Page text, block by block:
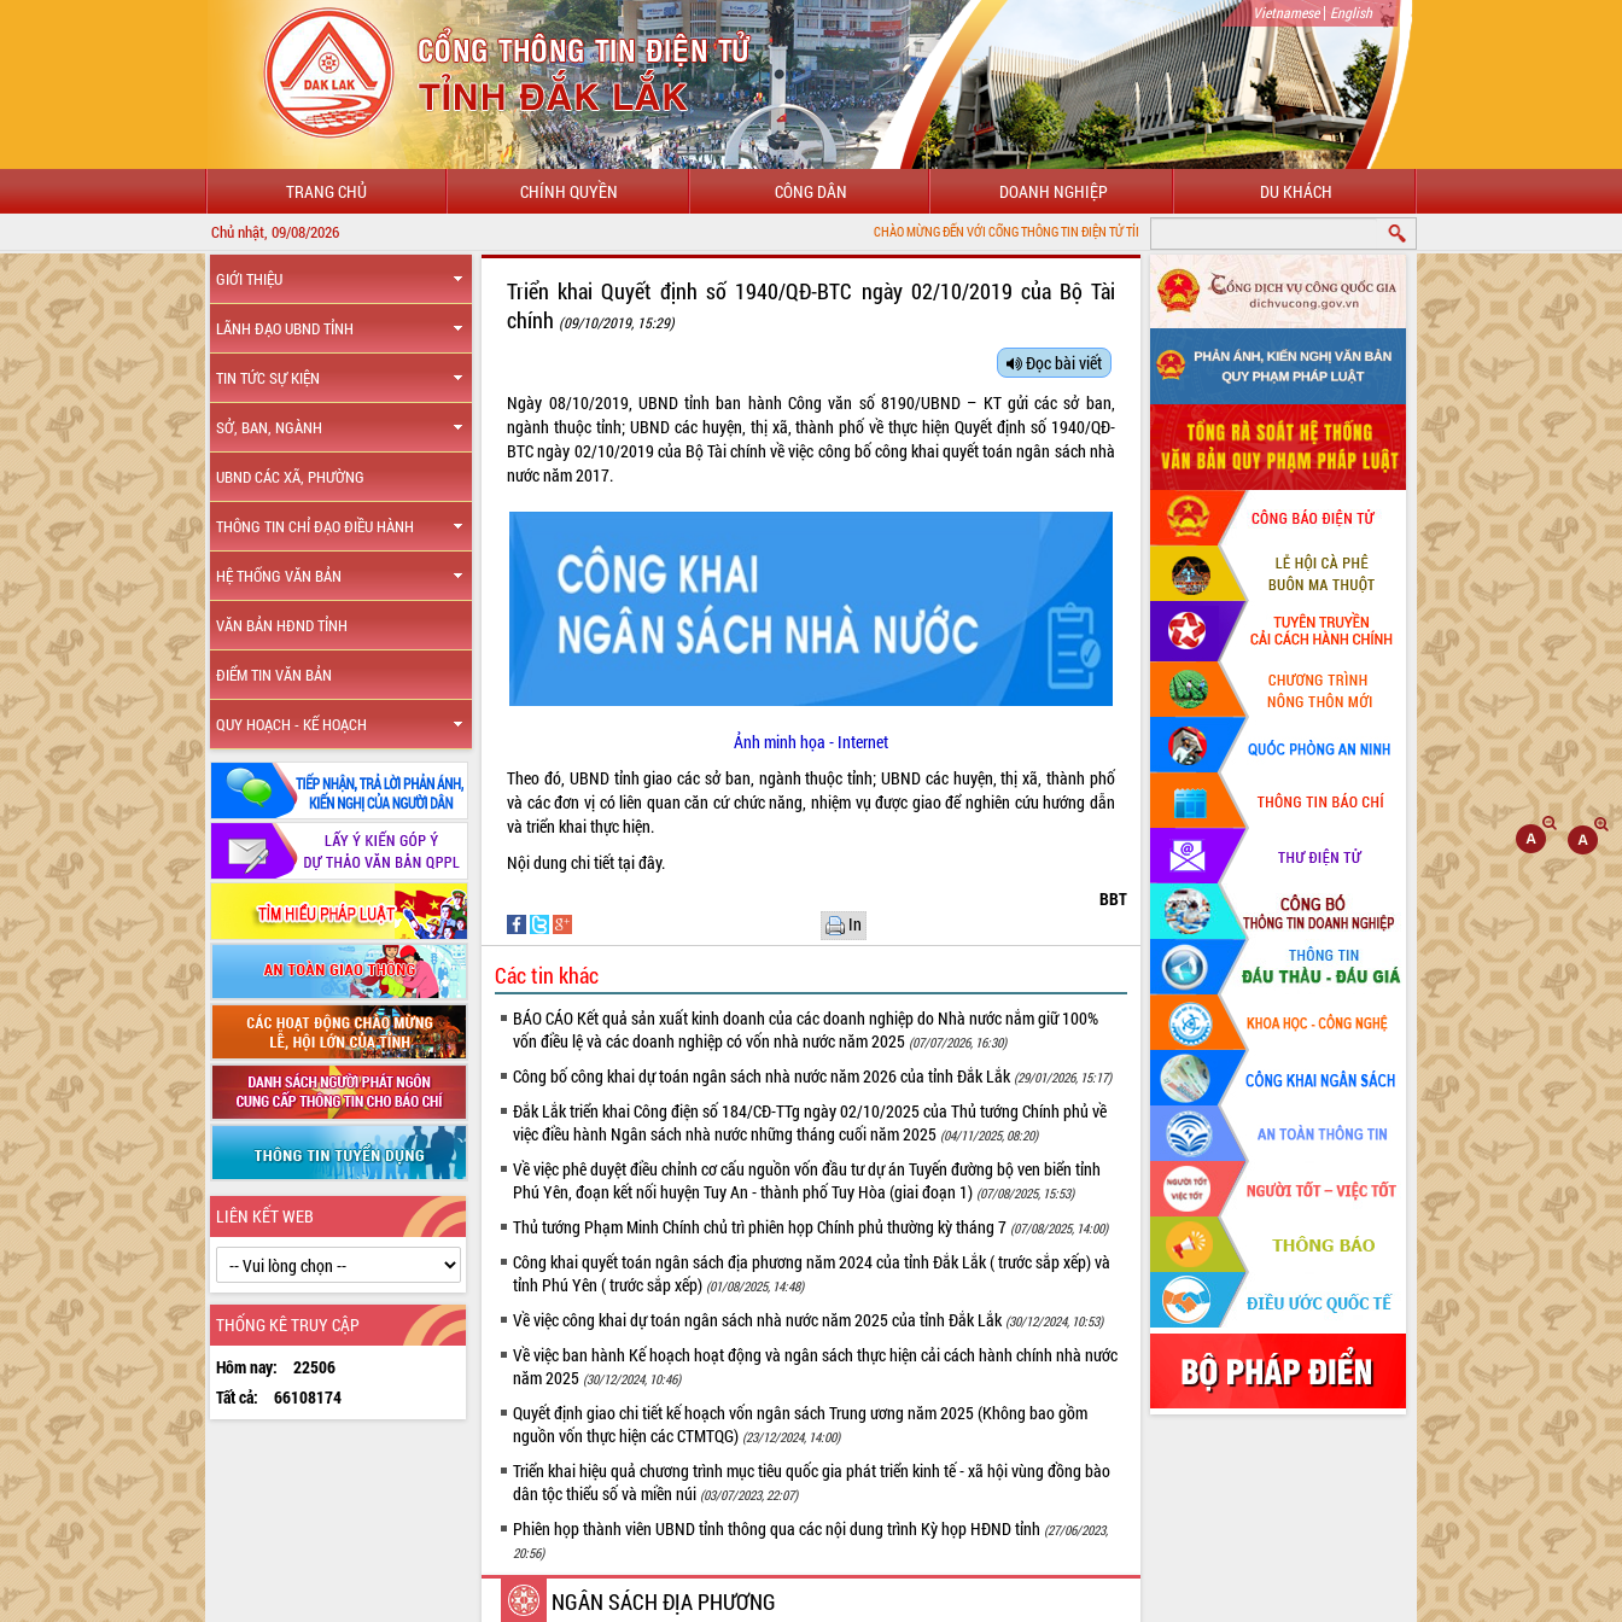
Vietnamese| English
TRANG CHỦ CHÍNH QUYỀN CÔNG DÂN DOANH NGHIỆP DU KHÁCH
Chủ nhật, 09/08/2026 CHÀO MỪNG ĐẾN VỚI CỔNG THÔNG TIN ĐIỆN TỬ TỈNH ĐẮK LẮK
GIỚI THIỆU
LÃNH ĐẠO UBND TỈNH
TIN TỨC SỰ KIỆN
SỞ, BAN, NGÀNH
UBND CÁC XÃ, PHƯỜNG
THÔNG TIN CHỈ ĐẠO ĐIỀU HÀNH
HỆ THỐNG VĂN BẢN
VĂN BẢN HĐND TỈNH
ĐIỂM TIN VĂN BẢN
QUY HOẠCH - KẾ HOẠCH
LIÊN KẾT WEB
THỐNG KÊ TRUY CẬP
Hôm nay:
22506
Tất cả:
66108174
Triển khai Quyết định số 1940/QĐ-BTC ngày 02/10/2019 của Bộ Tài
chính (09/10/2019, 15:29)
Đọc bài viết
Ngày 08/10/2019, UBND tỉnh ban hành Công văn số 8190/UBND – KT gửi các sở ban,
ngành thuộc tỉnh; UBND các huyện, thị xã, thành phố về thực hiện Quyết định số 1940/QĐ-
BTCngày 02/10/2019 của Bộ Tài chính về việc công bố công khai quyết toán ngân sách nhà
nước năm 2017.
Ảnh minh họa - Internet
Theo đó, UBND tỉnh giao các sở ban, ngành thuộc tỉnh; UBND các huyện, thị xã, thành phố
và các đơn vị có liên quan căn cứ chức năng, nhiệm vụ được giao để nghiên cứu hướng dẫn
và triển khai thực hiện.
Nội dung chi tiếttại đây.
BBT
In
Các tin khác
BÁO CÁO Kết quả sản xuất kinh doanh của các doanh nghiệp do Nhà nước nắm giữ 100%
vốn điều lệ và các doanh nghiệp có vốn nhà nước năm 2025 (07/07/2026, 16:30)
Công bố công khai dự toán ngân sách nhà nước năm 2026 của tỉnh Đắk Lắk (29/01/2026, 15:17)
Đắk Lắk triển khai Công điện số 184/CĐ-TTg ngày 02/10/2025 của Thủ tướng Chính phủ về
việc điều hành Ngân sách nhà nước những tháng cuối năm 2025 (04/11/2025, 08:20)
Về việc phê duyệt điều chỉnh cơ cấu nguồn vốn đầu tư dự án Tuyến đường bộ ven biển tỉnh
Phú Yên, đoạn kết nối huyện Tuy An - thành phố Tuy Hòa (giai đoạn 1) (07/08/2025, 15:53)
Thủ tướng Phạm Minh Chính chủ trì phiên họp Chính phủ thường kỳ tháng 7 (07/08/2025, 14:00)
Công khai quyết toán ngân sách địa phương năm 2024 của tỉnh Đắk Lắk ( trước sắp xếp) và
tỉnh Phú Yên ( trước sắp xếp) (01/08/2025, 14:48)
Về việc công khai dự toán ngân sách nhà nước năm 2025 của tỉnh Đắk Lắk (30/12/2024, 10:53)
Về việc ban hành Kế hoạch hoạt động và ngân sách thực hiện cải cách hành chính nhà nước
năm 2025 (30/12/2024, 10:46)
Quyết định giao chi tiết kế hoạch vốn ngân sách Trung ương năm 2025 (Không bao gồm
nguồn vốn thực hiện các CTMTQG) (23/12/2024, 14:00)
Triển khai hiệu quả chương trình mục tiêu quốc gia phát triển kinh tế - xã hội vùng đồng bào
dân tộc thiểu số và miền núi (03/07/2023, 22:07)
Phiên họp thành viên UBND tỉnh thông qua các nội dung trình Kỳ họp HĐND tỉnh (27/06/2023,
20:56)
NGÂN SÁCH ĐỊA PHƯƠNG